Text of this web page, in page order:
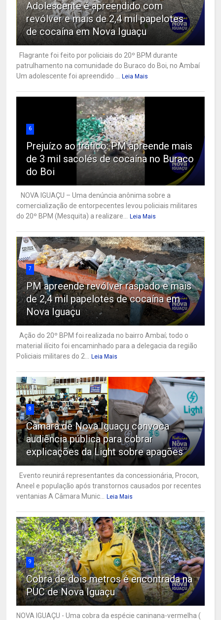
Adolescente é apreendido com
revólver e mais de 2,4 mil papelotes
de cocaína em Nova Iguaçu
Flagrante foi feito por policiais do 20º BPM durante
patrulhamento na comunidade do Buraco do Boi, no Ambaí
Um adolescente foi apreendido ...
Leia Mais
6
Prejuízo ao tráfico: PM apreende mais
de 3 mil sacolés de cocaína no Buraco
do Boi
NOVA IGUAÇU – Uma denúncia anônima sobre a
comercialização de entorpecentes levou policiais militares
do 20º BPM (Mesquita) a realizare...
Leia Mais
7
PM apreende revólver raspado e mais
de 2,4 mil papelotes de cocaína em
Nova Iguaçu
Ação do 20º BPM foi realizada no bairro Ambaí; todo o
material ilícito foi encaminhado para a delegacia da região
Policiais militares do 2...
Leia Mais
8
Câmara de Nova Iguaçu convoca
audiência pública para cobrar
explicações da Light sobre apagões
Evento reunirá representantes da concessionária, Procon,
Aneel e população após transtornos causados por recentes
ventanias A Câmara Munic...
Leia Mais
9
Cobra de dois metros é encontrada na
PUC de Nova Iguaçu
NOVA IGUAÇU - Uma cobra da espécie caninana-vermelha (